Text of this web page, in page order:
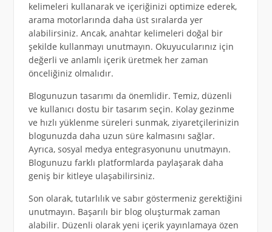
kelimeleri kullanarak ve içeriğinizi optimize ederek,
arama motorlarında daha üst sıralarda yer
alabilirsiniz. Ancak, anahtar kelimeleri doğal bir
şekilde kullanmayı unutmayın. Okuyucularınız için
değerli ve anlamlı içerik üretmek her zaman
önceliğiniz olmalıdır.
Blogunuzun tasarımı da önemlidir. Temiz, düzenli
ve kullanıcı dostu bir tasarım seçin. Kolay gezinme
ve hızlı yüklenme süreleri sunmak, ziyaretçilerinizin
blogunuzda daha uzun süre kalmasını sağlar.
Ayrıca, sosyal medya entegrasyonunu unutmayın.
Blogunuzu farklı platformlarda paylaşarak daha
geniş bir kitleye ulaşabilirsiniz.
Son olarak, tutarlılık ve sabır göstermeniz gerektiğini
unutmayın. Başarılı bir blog oluşturmak zaman
alabilir. Düzenli olarak yeni içerik yayınlamaya özen